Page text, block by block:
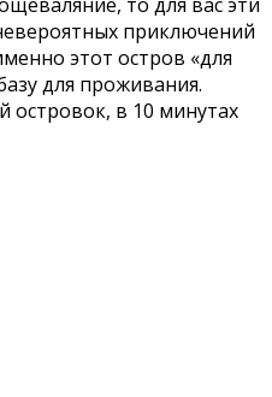
приключений
этот остров «для
для проживания.
в 10 минутах